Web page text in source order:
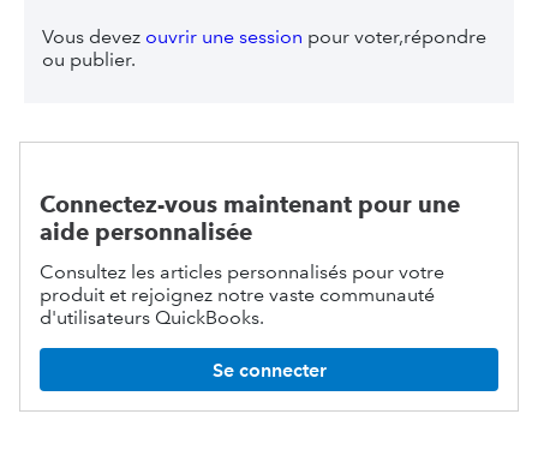
Vous devez ouvrir une session pour voter,répondre
ou publier.
Connectez-vous maintenant pour une
aide personnalisée
Consultez les articles personnalisés pour votre
produit et rejoignez notre vaste communauté
d'utilisateurs QuickBooks.
Se connecter